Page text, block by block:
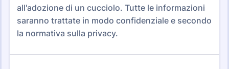
5 Template